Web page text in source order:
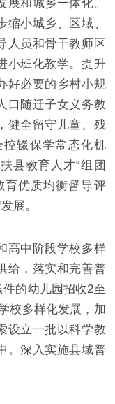
小城乡、区域、
人员和骨干教师区
小班化教学。提升
好必要的乡村小规
口随迁子女义务教
健全留守儿童、残
辍保学常态化机
县教育人才“组团
育优质均衡督导评
展。
中阶段学校多样
给，落实和完善普
的幼儿园招收2至
校多样化发展，加
设立一批以科学教
。深入实施县域普